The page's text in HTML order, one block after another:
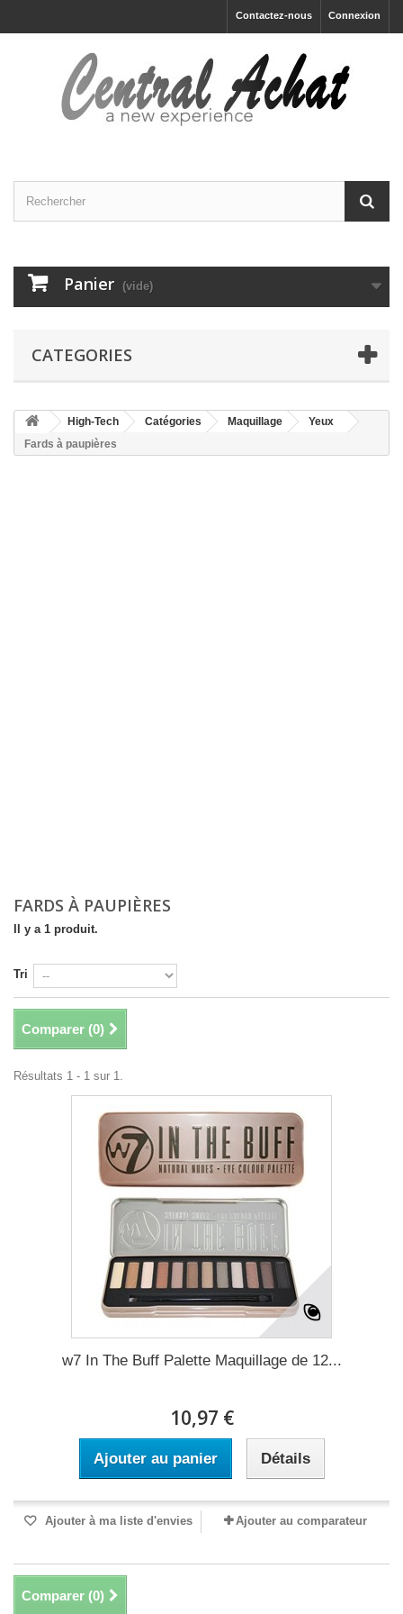
Connexion
Contactez-nous
Panier (vide)
CATEGORIES
High-Tech Catégories Maquillage
Yeux
Fards à paupières
FARDS À PAUPIÈRES
Il y a 1 produit.
Tri
Comparer (0)
Résultats 1 - 1 sur 1.
w7 In The Buff Palette Maquillage de 12...
10,97 €
Ajouter au panier Détails
Ajouter à ma liste d'envies Ajouter au comparateur
Comparer (0)